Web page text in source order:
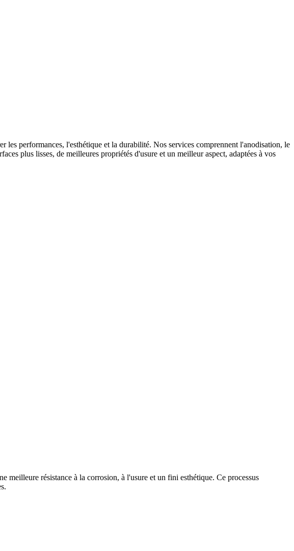
performances, l'esthétique et la durabilité. Nos services comprennent l'anodisation, le
plus lisses, de meilleures propriétés d'usure et un meilleur aspect, adaptées à vos
résistance à la corrosion, à l'usure et un fini esthétique. Ce processus